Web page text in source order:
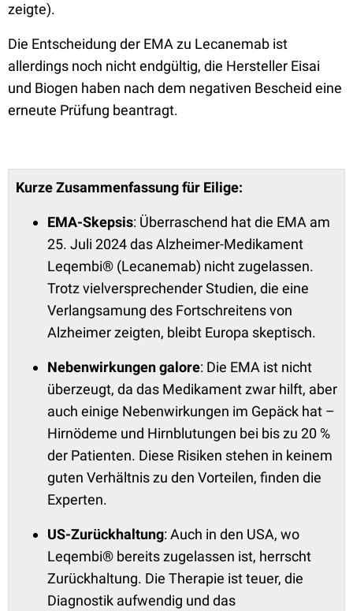
zeigte).
Die Entscheidung der EMA zu Lecanemab ist
allerdings noch nicht endgültig, die Hersteller Eisai
und Biogen haben nach dem negativen Bescheid eine
erneute Prüfung beantragt.
Kurze Zusammenfassung für Eilige:
EMA-Skepsis: Überraschend hat die EMA am
25. Juli 2024 das Alzheimer-Medikament
Leqembi® (Lecanemab) nicht zugelassen.
Trotz vielversprechender Studien, die eine
Verlangsamung des Fortschreitens von
Alzheimer zeigten, bleibt Europa skeptisch.
Nebenwirkungen galore: Die EMA ist nicht
überzeugt, da das Medikament zwar hilft, aber
auch einige Nebenwirkungen im Gepäck hat –
Hirnödeme und Hirnblutungen bei bis zu 20 %
der Patienten. Diese Risiken stehen in keinem
guten Verhältnis zu den Vorteilen, finden die
Experten.
US-Zurückhaltung: Auch in den USA, wo
Leqembi® bereits zugelassen ist, herrscht
Zurückhaltung. Die Therapie ist teuer, die
Diagnostik aufwendig und das